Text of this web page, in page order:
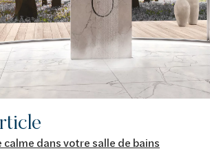
calme dans votre salle de bains